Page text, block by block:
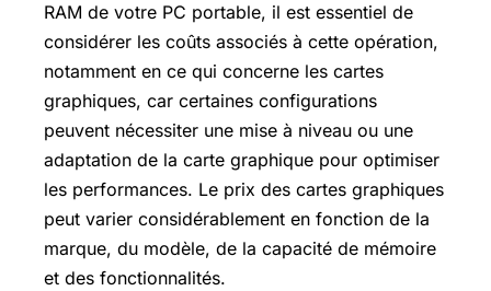
RAM de votre PC portable, il est essentiel de
considérer les coûts associés à cette opération,
notamment en ce qui concerne les cartes
graphiques, car certaines configurations
peuvent nécessiter une mise à niveau ou une
adaptation de la carte graphique pour optimiser
les performances. Le prix des cartes graphiques
peut varier considérablement en fonction de la
marque, du modèle, de la capacité de mémoire
et des fonctionnalités.